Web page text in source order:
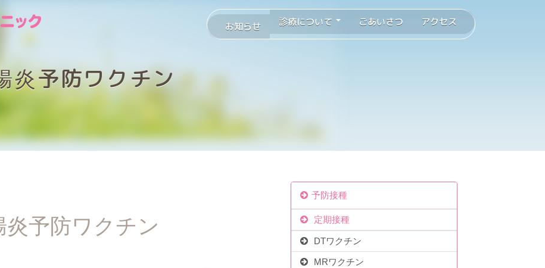
お知らせ 診療について ごあいさつ アクセス
炎予防ワクチン
予防ワクチン
予防接種
定期接種
DTワクチン
MRワクチン